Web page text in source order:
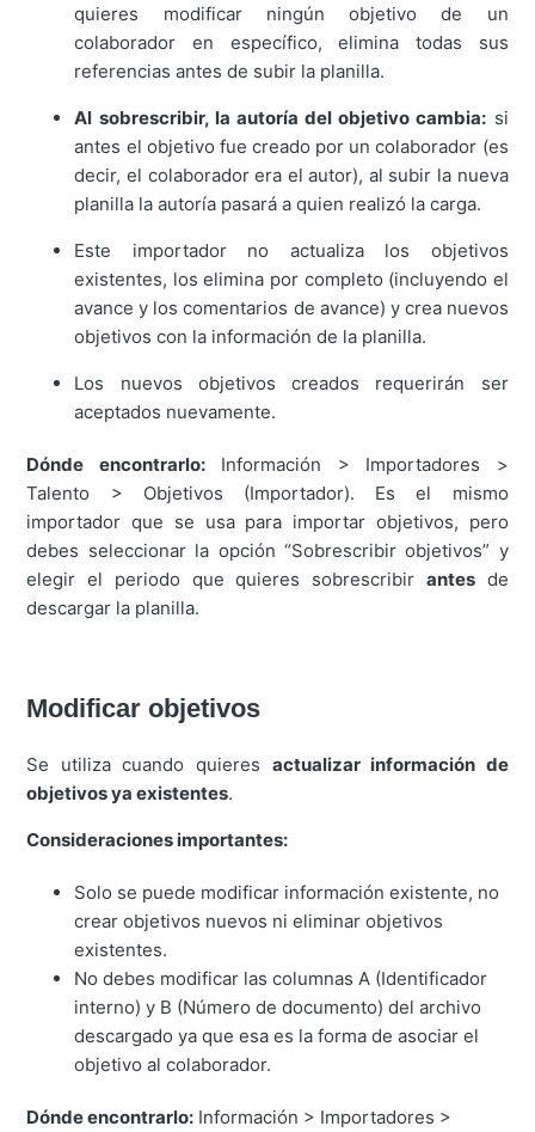
quieres modificar ningún objetivo de un
colaborador en específico, elimina todas sus
referencias antes de subir la planilla.
Al sobrescribir, la autoría del objetivo cambia: si
antes el objetivo fue creado por un colaborador (es
decir, el colaborador era el autor), al subir la nueva
planilla la autoría pasará a quien realizó la carga.
Este importador no actualiza los objetivos
existentes, los elimina por completo (incluyendo el
avance y los comentarios de avance) y crea nuevos
objetivos con la información de la planilla.
Los nuevos objetivos creados requerirán ser
aceptados nuevamente.
Dónde encontrarlo:Información > Importadores >
Talento > Objetivos (Importador). Es el mismo
importador que se usa para importar objetivos, pero
debes seleccionar la opción “Sobrescribir objetivos” y
elegir el periodo que quieres sobrescribir antesde
descargar la planilla.
Modificar objetivos
Se utiliza cuando quieres actualizar información de
objetivos ya existentes.
Consideraciones importantes:
Solo se puede modificar información existente, no
crear objetivos nuevos ni eliminar objetivos
existentes.
No debes modificar las columnas A (Identificador
interno) y B (Número de documento) del archivo
descargado ya que esa es la forma de asociar el
objetivo al colaborador.
Dónde encontrarlo: Información > Importadores >